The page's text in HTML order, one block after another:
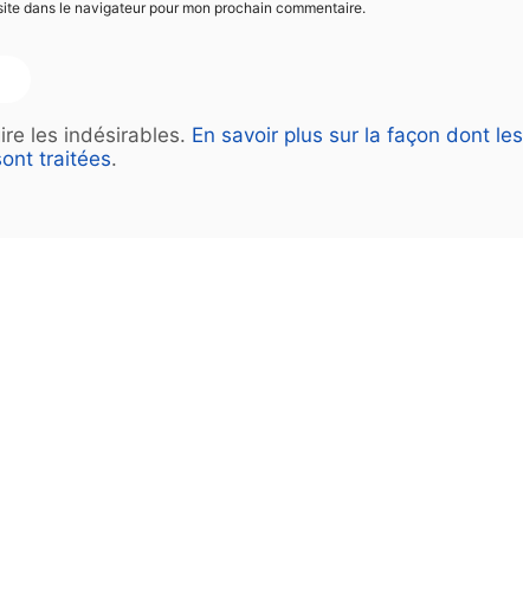
dans le navigateur pour mon prochain commentaire.
les indésirables. En savoir plus sur la façon dont les
traitées.